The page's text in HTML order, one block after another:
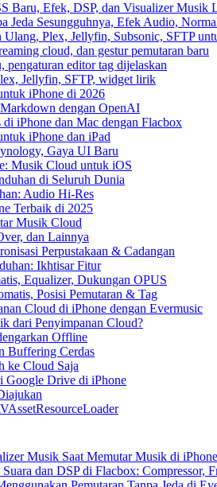
Baru, Efek, DSP, dan Visualizer Musik
Jeda Sesungguhnya, Efek Audio,
Plex, Jellyfin, Subsonic, SFTP
cloud, dan gestur pemutaran baru
editor tag dijelaskan
Jellyfin, SFTP, widget lirik
iPhone di 2026
dengan OpenAI
iPhone dan Mac dengan Flacbox
iPhone dan iPad
Gaya UI Baru
Musik Cloud untuk iOS
di Seluruh Dunia
Audio Hi-Res
Terbaik di 2025
Musik Cloud
dan Lainnya
Perpustakaan & Cadangan
Ikhtisar Fitur
Equalizer, Dukungan OPUS
Posisi Pemutaran & Tag
Cloud di iPhone dengan Evermusic
dari Penyimpanan Cloud?
Offline
Buffering Cerdas
ke Cloud Saja
Google Drive di iPhone
Musik Saat Memutar Musik di
dan DSP di Flacbox: Compressor,